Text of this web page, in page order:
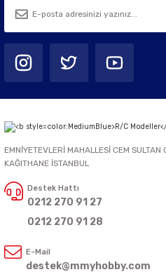
EMNİYETEVLERİ MAHALLESİ CEM
KAĞITHANE İSTANBUL
Destek Hattı
0212 270 91 27
0212 270 91 28
E-Mail
destek@mmyhobby.com